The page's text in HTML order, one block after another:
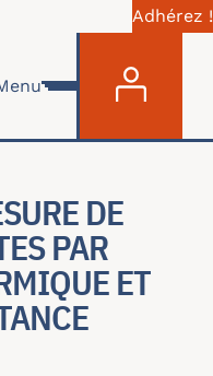
Adhérez !
DE
PAR
ET